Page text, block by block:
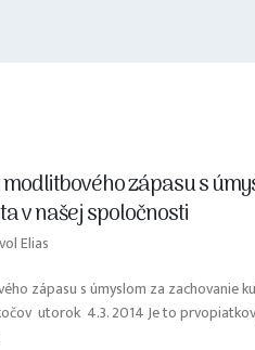
modlitbového zápasu s
v našej spoločnosti
Elias
zápasu s úmyslom za zachovanie
utorok 4.3. 2014 Je to